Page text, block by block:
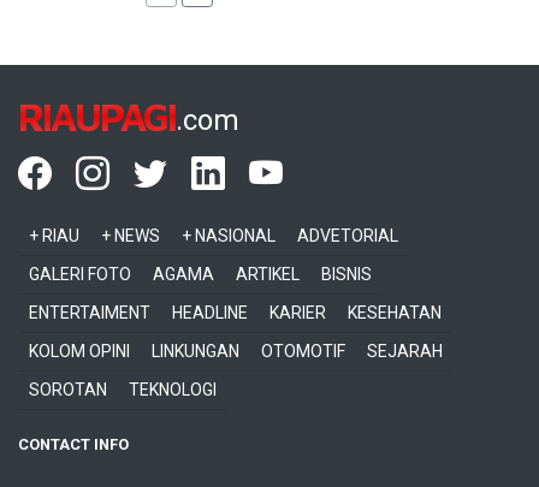
RIAUPAGI.com
+ RIAU + NEWS + NASIONAL
ADVETORIAL
GALERI FOTO
AGAMA ARTIKEL
BISNIS
ENTERTAIMENT
HEADLINE KARIER
KESEHATAN
KOLOM OPINI
LINKUNGAN OTOMOTIF
SEJARAH
SOROTAN
TEKNOLOGI
CONTACT INFO